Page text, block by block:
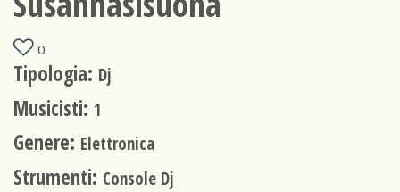
0
Tipologia: Dj
Musicisti: 1
Genere: Elettronica
Strumenti: Console Dj